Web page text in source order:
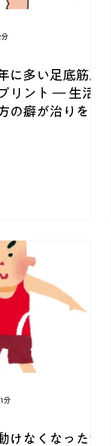
に多い足底筋膜
リント ― 生活
の癖が治りを左
けなくなった背
分